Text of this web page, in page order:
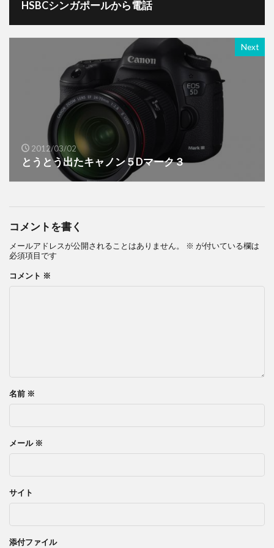
HSBCシンガポールから電話
Next
2012/03/02
とうとう出たキャノン５Dマーク３
コメントを書く
メールアドレスが公開されることはありません。 ※ が付いている欄は
必須項目です
コメント ※
名前 ※
メール ※
サイト
添付ファイル